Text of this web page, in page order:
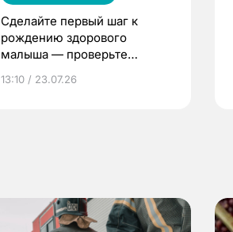
Сделайте первый шаг к
рождению здорового
малыша — проверьте
по ОМС!
13:10 / 23.07.26